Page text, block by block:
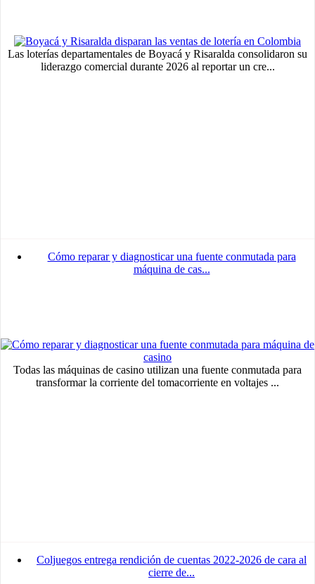
Las loterías departamentales de Boyacá y Risaralda consolidaron su
liderazgo comercial durante 2026 al reportar un cre...
Cómo reparar y diagnosticar una fuente conmutada para
máquina de cas...
Todas las máquinas de casino utilizan una fuente conmutada para
transformar la corriente del tomacorriente en voltajes ...
Coljuegos entrega rendición de cuentas 2022-2026 de cara al
cierre de...